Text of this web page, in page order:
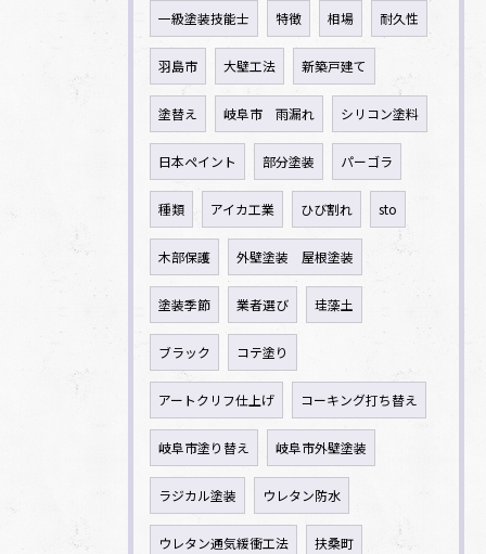
一級塗装技能士 特徴 相場 耐久性
羽島市 大壁工法 新築戸建て
塗替え 岐阜市 雨漏れ シリコン塗料
日本ペイント 部分塗装 パーゴラ
種類 アイカ工業 ひび割れ sto
木部保護 外壁塗装 屋根塗装
塗装季節 業者選び 珪藻土
ブラック コテ塗り
アートクリフ仕上げ コーキング打ち替え
岐阜市塗り替え 岐阜市外壁塗装
ラジカル塗装 ウレタン防水
ウレタン通気緩衝工法 扶桑町